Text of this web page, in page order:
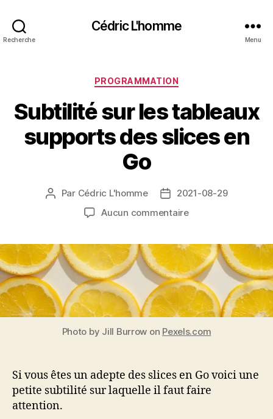
Recherche
Cédric L'homme
Menu
Catégories
PROGRAMMATION
Subtilité sur les tableaux
supports des slices en
Go
Auteur
Par Cédric L'homme
Date2021-08-29
Aucun commentairesur
les
tableaux
supports
des
slices
en
Go
Photo by Jill Burrow on Pexels.com
Si vous êtes un adepte des slices en Go voici une
petite subtilité sur laquelle il faut faire
attention.